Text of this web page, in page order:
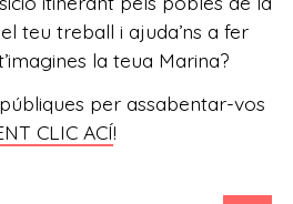
teu treball i ajuda’ns a fer
la teua Marina?
per assabentar-vos
CLIC ACÍ!